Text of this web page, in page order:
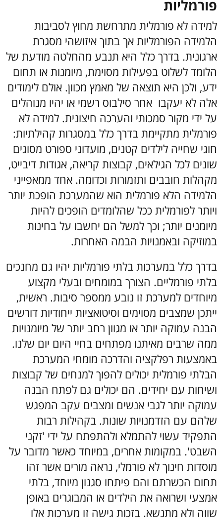
פורמליות
למידה לא פורמלית מתרחשת מחוץ לסביבות
הלמידה הפורמליות אך בתוך איזושהי מסגרת
ארגונית. בדרך כלל היא תנבע מהחלטה מודעת של
הלומד לשלוט בפעילות מסוימת, מיומנות או תחום
ידע, ולכן היא תוצאה של מאמץ מכוון. אולם לימודים
אלה לא יעקבו אחר סילבוס רשמי או יהיו מנוהלים
על ידי מקור סמכותי והערכה חיצונית. למידה לא
פורמלית מתקיימת בדרך כלל במסגרות קהילתיות:
חוגי שחייה לילדים קטנים, מועדוני ספורט מסוגים
שונים לכל הגילאים, קבוצות קריאה, אגודות דיבייט,
מקהלות חובבים ותזמורות וכדומה. אחד ממאפייני
הלמידה הלא פורמלית הוא שהמערכת הופכת יותר
ויותר לפורמלית ככל שהלומדים הופכים להיות
מיומנים יותר; וכך למשל הם יחשבו על בחינות
במוזיקה ובאמנויות הבמה האחרות.
בדרך כלל במערכות בלתי פורמליות יהיו גם מחנכים
בלתי פורמליים. הצורך במומחים ובעלי מקצוע
מיוחדים למערכת זו נובע ממספר סיבות. ראשית,
ייתכן שמצבים מסוימים וסיטואציות ייחודיות דורשים
הבנה עמוקה יותר או מגוון רחב יותר של מיומנויות
ממה שרבים מאיתנו מפתחים בחיי היום יום שלנו.
באמצעות רפלקציה והדרכה מומחי המערכת
הבלתי פורמלית יכולים להפוך למנחים של קבוצות
ושיחות עם יחידים. הם יכולים גם לפתח הבנה
עמוקה יותר לגבי אנשים ומצבים עקב המפגש
שלהם עם הזדמנויות שונות. בקהילות רבות
התפקיד עשוי להתמלא ולהתפתח על ידי 'זקני
השבט'. במקומות אחרים, במיוחד כאשר מדובר על
מוסדות חינוך לא פורמלי, נראה מורים אשר זהו
תחום הכשרתם והם פיתחו סגנון מיוחד, בלתי
אמצעי ושרואה את הילדים או המבוגרים באופן
שווה ולא מתנשא. בזכות גישה זו מערכות אלו